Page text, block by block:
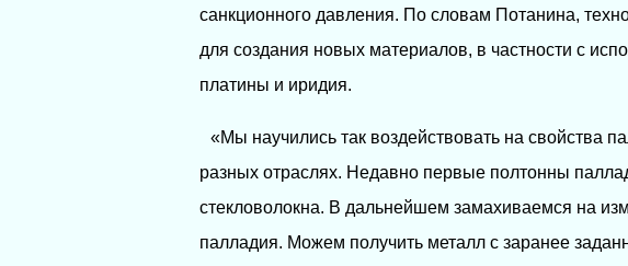
санкционного давления. По словам Потанина,
для создания новых материалов, в частности с
платины и иридия.
«Мы научились так воздействовать на свойства
разных отраслях. Недавно первые полтонны
стекловолокна. В дальнейшем замахиваемся на
палладия. Можем получить металл с заранее